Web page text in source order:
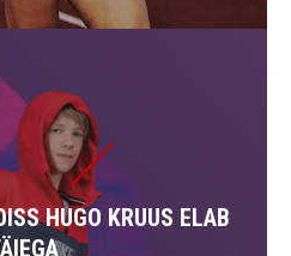
HUGO KRUUS ELAB